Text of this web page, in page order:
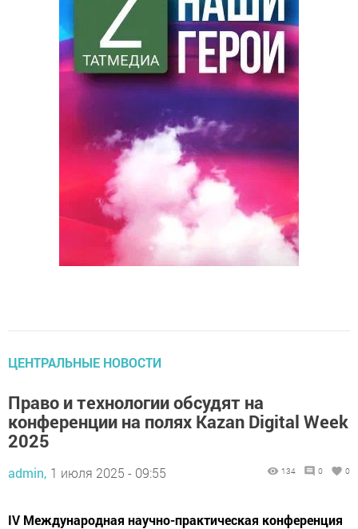
ЦЕНТРАЛЬНЫЕ НОВОСТИ
Право и технологии обсудят на
конференции на полях Kazan Digital Week
2025
admin, 1 июля 2025 - 09:55 134 0 0
IV Международная научно-практическая конференция